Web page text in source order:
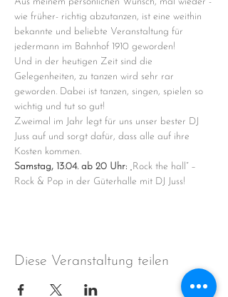
wie früher- richtig abzutanzen, ist eine weithin
bekannte und beliebte Veranstaltung für
jedermann im Bahnhof 1910 geworden!
Und in der heutigen Zeit sind die
Gelegenheiten, zu tanzen wird sehr rar
geworden. Dabei ist tanzen, singen, spielen so
wichtig und tut so gut!
Zweimal im Jahr legt für uns unser bester DJ
Juss auf und sorgt dafür, dass alle auf ihre
Kosten kommen.
Samstag, 13.04. ab 20 Uhr: „Rock the hall“ –
Rock & Pop in der Güterhalle mit DJ Juss!
Diese Veranstaltung teilen